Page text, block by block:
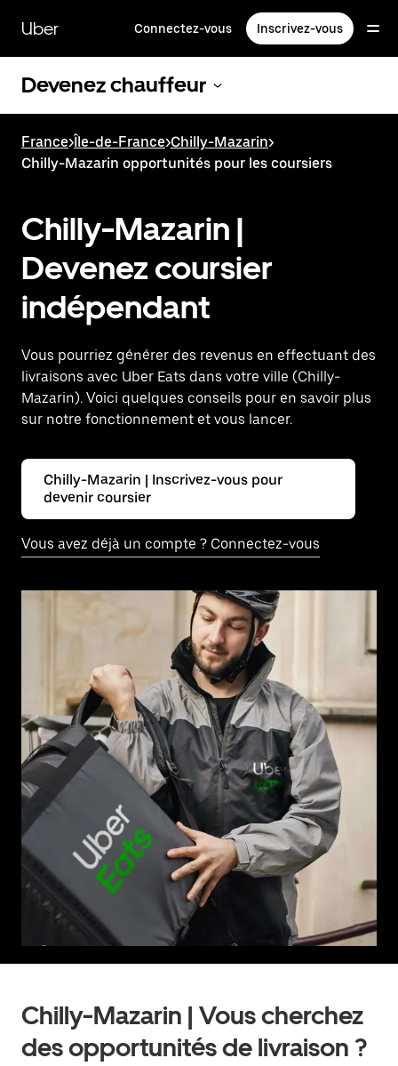
contenu
principal
Uber Connectez-vous Inscrivez-vous
Devenez chauffeur
France>Île-de-France>Chilly-Mazarin>
Chilly-Mazarin opportunités pour les coursiers
Chilly-Mazarin |
Devenez coursier
indépendant
Vous pourriez générer des revenus en effectuant des
livraisons avec Uber Eats dans votre ville (Chilly-
Mazarin). Voici quelques conseils pour en savoir plus
sur notre fonctionnement et vous lancer.
Chilly-Mazarin | Inscrivez-vous pour
devenir coursier
Vous avez déjà un compte ? Connectez-vous
Chilly-Mazarin | Vous cherchez
des opportunités de livraison ?